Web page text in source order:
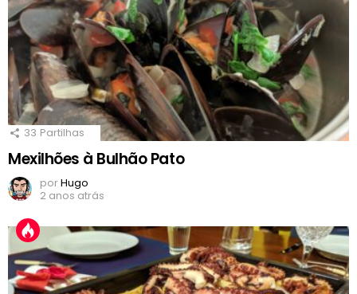
33 Partilhas
Mexilhões à Bulhão Pato
porHugo
2 anos atrás